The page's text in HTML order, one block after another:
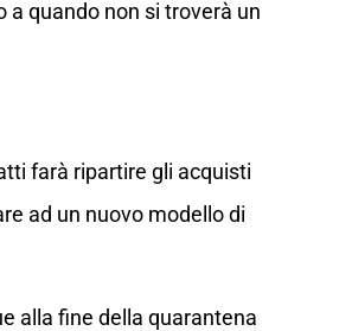
quando non si troverà un
farà ripartire gli acquisti
ad un nuovo modello di
alla fine della quarantena